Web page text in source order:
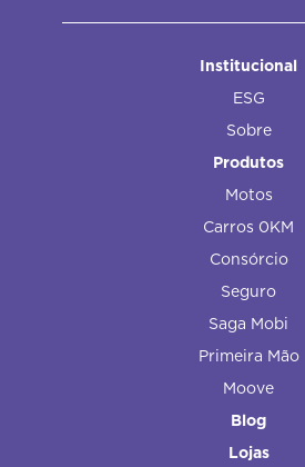
Institucional
ESG
Sobre
Produtos
Motos
Carros 0KM
Consórcio
Seguro
Saga Mobi
Primeira Mão
Moove
Blog
Lojas